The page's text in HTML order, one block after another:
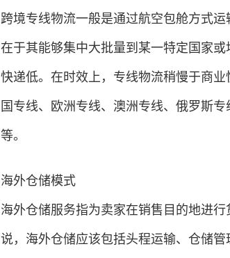
跨境专线物流一般是通过航空包舱方式
在于其能够集中大批量到某一特定国家
快递低。在时效上，专线物流稍慢于商
国专线、欧洲专线、澳洲专线、俄罗斯
等。
海外仓储模式
海外仓储服务指为卖家在销售目的地进
说，海外仓储应该包括头程运输、仓储管